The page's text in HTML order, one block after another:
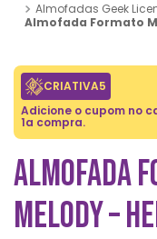
Almofadas Geek
Almofada Formato
CRIATIVA5
Adicione o cupom no
1a compra.
ALMOFADA
MELODY –